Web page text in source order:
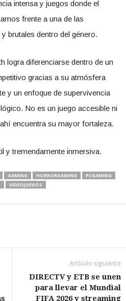
intensa y juegos donde el
frente a una de las
brutales dentro del género.
logra diferenciarse dentro de un
gracias a su atmósfera
y un enfoque de supervivencia
No es un juego accesible ni
encuentra su mayor fortaleza.
y tremendamente inmersiva.
GAMING HORRORGAMING
PCGAMING
VIDEOJUEGOS
Artículo siguiente
DIRECTV y ETB se unen
para llevar el Mundial
FIFA 2026 y streaming